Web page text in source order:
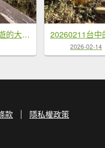
20260212回嘉遊的大塔山
2026-02-14
款 隱私權政策